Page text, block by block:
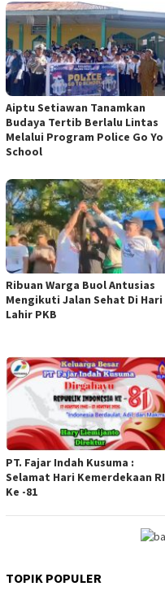
Aiptu Setiawan Tanamkan
Budaya Tertib Berlalu Lintas
Melalui Program Police Go Yo
School
Ribuan Warga Buol Antusias
Mengikuti Jalan Sehat Di Hari
Lahir PKB
PT. Fajar Indah Kusuma :
Selamat Hari Kemerdekaan RI
Ke -81
TOPIK POPULER